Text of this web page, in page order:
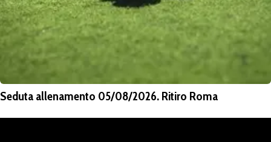
Seduta allenamento 05/08/2026. Ritiro Roma